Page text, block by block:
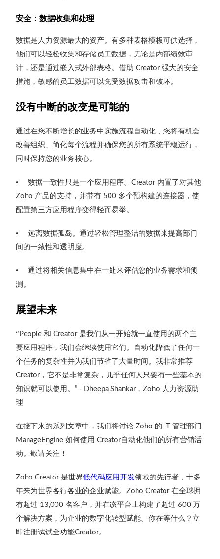
安全：数据收集和处理
数据是人力资源最大的资产。有多种表格模板可供选择，
他们可以轻松收集和存储员工数据，无论是内部绩效审
计，还是通过嵌入式外部表格。借助 Creator强大的安全
措施，敏感的员工数据可以免受数据攻击和破坏。
没有中断的改变是可能的
通过在您不断增长的业务中实施流程自动化，您将有机会
改善组织、简化每个流程并确保您的所有系统平稳运行，
同时保持您的业务核心。
• 数据一致性只是一个应用程序。Creator 内置了对其他
Zoho 产品的支持，并带有 500 多个预构建的连接器，使
配置第三方应用程序变得轻而易举。
•
远离数据孤岛。通过轻松管理整洁的数据来提高部门
间的一致性和透明度。
•
通过将相关信息集中在一处来评估您的业务需求和预
测。
展望未来
“ People和 Creator 是我们从一开始就一直使用的两个主
要应用程序，我们会继续使用它们。自动化降低了任何一
个任务的复杂性并为我们节省了大量时间。我非常推荐
Creator，它不是非常复杂，几乎任何人只要有一些基本的
知识就可以使用。
” - Dheepa Shankar，Zoho 人力资源助
理
在接下来的系列文章中，我们将讨论 Zoho 的 IT管理部门
ManageEngine如何使用 Creator自动化他们的所有营销活
动。敬请关注！
Zoho Creator 是世界低代码应用开发领域的先行者，十多
年来为世界各行各业的企业赋能。Zoho Creator在全球拥
有超过 13,000名客户，并在该平台上构建了超过 600 万
个解决方案， 为企业的数字化转型赋能。你在等什么？立
即注册试试全功能Creator。